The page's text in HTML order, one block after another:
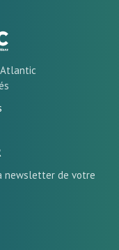
Atlantic
newsletter de votre